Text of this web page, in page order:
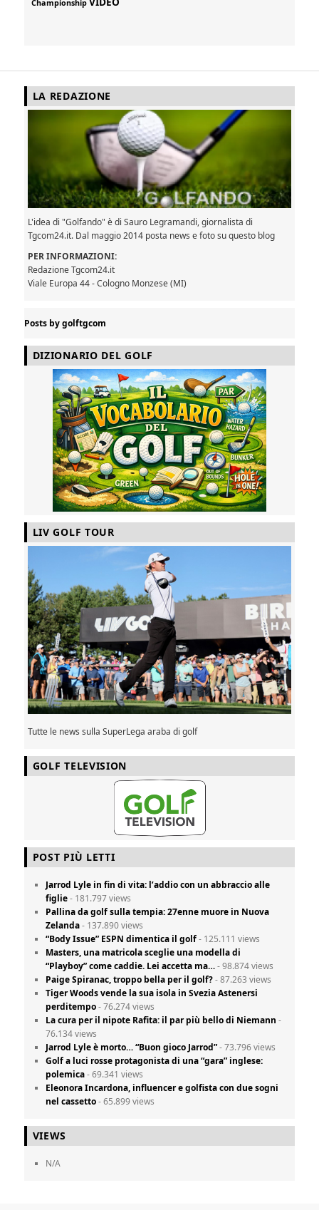
Championship
LA REDAZIONE
L'idea di "Golfando" è di Sauro Legramandi, giornalista di
Tgcom24.it. Dal maggio 2014 posta news e foto su questo blog
PER INFORMAZIONI:
Redazione Tgcom24.it
Viale Europa 44 - Cologno Monzese (MI)
Posts by golftgcom
DIZIONARIO DEL GOLF
LIV GOLF TOUR
Tutte le news sulla SuperLega araba di golf
GOLF TELEVISION
POST PIÙ LETTI
Jarrod Lyle in fin di vita: l’addio con un abbraccio alle
figlie- 181.797 views
Pallina da golf sulla tempia: 27enne muore in Nuova
Zelanda- 137.890 views
“Body Issue” ESPN dimentica il golf- 125.111 views
Masters, una matricola sceglie una modella di
“Playboy” come caddie. Lei accetta ma…- 98.874 views
Paige Spiranac, troppo bella per il golf?- 87.263 views
Tiger Woods vende la sua isola in Svezia Astenersi
perditempo- 76.274 views
La cura per il nipote Rafita: il par più bello di Niemann -
76.134 views
Jarrod Lyle è morto… “Buon gioco Jarrod”- 73.796 views
Golf a luci rosse protagonista di una “gara” inglese:
polemica- 69.341 views
Eleonora Incardona, influencer e golfista con due sogni
nel cassetto- 65.899 views
VIEWS
N/A